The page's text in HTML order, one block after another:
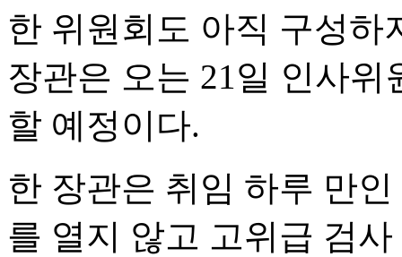
한 위원회도 아직 구성하
장관은 오는 21일 인사
할 예정이다.
한 장관은 취임 하루 만
를 열지 않고 고위급 검